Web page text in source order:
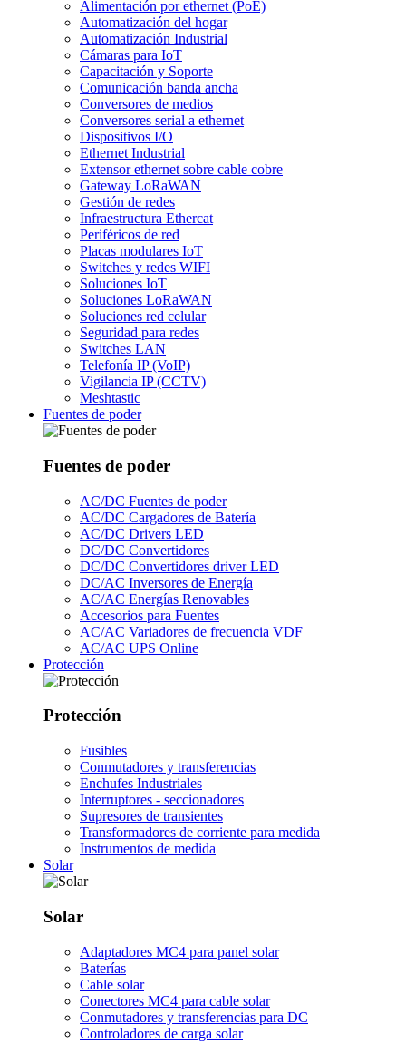
Alimentación por ethernet (PoE)
Automatización del hogar
Automatización Industrial
Cámaras para IoT
Capacitación y Soporte
Comunicación banda ancha
Conversores de medios
Conversores serial a ethernet
Dispositivos I/O
Ethernet Industrial
Extensor ethernet sobre cable cobre
Gateway LoRaWAN
Gestión de redes
Infraestructura Ethercat
Periféricos de red
Placas modulares IoT
Switches y redes WIFI
Soluciones IoT
Soluciones LoRaWAN
Soluciones red celular
Seguridad para redes
Switches LAN
Telefonía IP (VoIP)
Vigilancia IP (CCTV)
Meshtastic
Fuentes de poder
Fuentes de poder
AC/DC Fuentes de poder
AC/DC Cargadores de Batería
AC/DC Drivers LED
DC/DC Convertidores
DC/DC Convertidores driver LED
DC/AC Inversores de Energía
AC/AC Energías Renovables
Accesorios para Fuentes
AC/AC Variadores de frecuencia VDF
AC/AC UPS Online
Protección
Protección
Fusibles
Conmutadores y transferencias
Enchufes Industriales
Interruptores - seccionadores
Supresores de transientes
Transformadores de corriente para medida
Instrumentos de medida
Solar
Solar
Adaptadores MC4 para panel solar
Baterías
Cable solar
Conectores MC4 para cable solar
Conmutadores y transferencias para DC
Controladores de carga solar